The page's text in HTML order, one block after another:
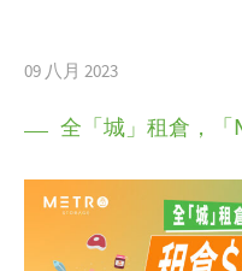
09 八月 2023
全「城」租倉，